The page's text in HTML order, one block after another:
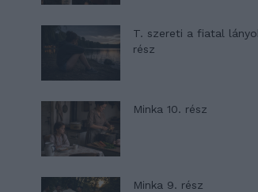
T. szereti a fiatal
rész
Minka 10. rész
Minka 9. rész